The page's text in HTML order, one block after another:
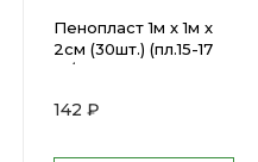
Пенопласт 1м х 1м х
2см (30шт.) (пл.15-17
кг/м3, ППС- 17)
142 ₽